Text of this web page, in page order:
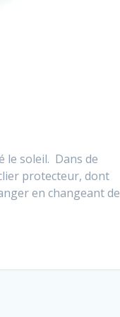
le soleil. Dans de
protecteur, dont
en changeant de